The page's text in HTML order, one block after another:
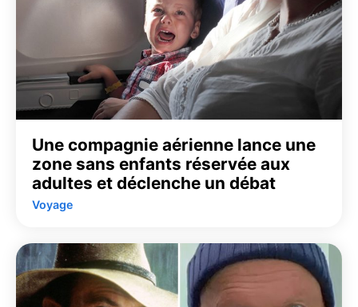
Une compagnie aérienne lance une
zone sans enfants réservée aux
adultes et déclenche un débat
Voyage